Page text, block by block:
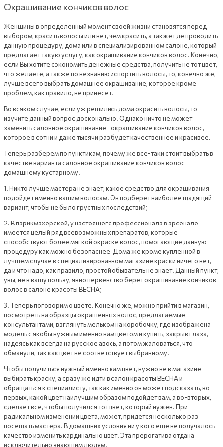
Окрашивание кончиков волос
Женщины в определенный момент своей жизни становятся перед
выбором, красить волосы или нет, чем красить, а также где проводить
данную процедуру, дома или в специализированном салоне, который
предлагает такую услугу, как окрашивание кончиков волос. Конечно,
если Вы хотите сэкономить денежные средства, получить не тот цвет,
что желаете, а также по незнанию испортить волосы, то, конечно же,
лучше всего выбрать домашнее окрашивание, которое кроме
проблем, как правило, не принесет.
Во всяком случае, если уж решились дома окрасить волосы, то
изучите данный вопрос досконально. Однако ничто не может
заменить салонное окрашивание - окрашивание кончиков волос,
которое в сотни и даже тысячи раз будет качественнее и красивее.
Теперь разберем по пунктикам, почему же все-таки стоит выбрать в
качестве варианта салонное окрашивание кончиков волос -
домашнему кустарному.
1. Никто лучше мастера не знает, какое средство для окрашивания
подойдет именно вашим волосам. Он подберет наиболее щадящий
вариант, чтобы не было грустных последствий;
2. В парикмахерской, у настоящего профессионала в арсенале
имеется целый ряд всевозможных препаратов, которые
способствуют более мягкой окраске волос, помогающие данную
процедуру как можно безопаснее. Дома же кроме купленной в
лучшем случае в специализированном магазине краски ничего нет,
да и что надо, как правило, простой обыватель не знает. Данный пункт,
увы, не в вашу пользу, явно первенство берет окрашивание кончиков
волос в салоне красоты ВЕСНА;
3. Теперь поговорим о цвете. Конечно же, можно прийти в магазин,
посмотреть на образцы окрашенных волос, предлагаемые
консультантами, взглянуть мельком на коробочку, где изображена
модель с якобы нужным именно нам цветом и купить, закрыв глаза,
надеясь как всегда на русское авось, а потом жаловаться, что
обманули, так как цвет не соответствует выбранному.
Чтобы получиться нужный именно вам цвет, нужно не в магазине
выбирать краску, а сразу же идти в салон красоты ВЕСНА и
обращаться к специалисту, так как именно он может подсказать, во-
первых, какой цвет наилучшим образом подойдет вам, а во-вторых,
сделает все, чтобы получился тот цвет, который нужен. При
радикальном изменении цвета, может, придется несколько раз
посещать мастера. В домашних условия ни у кого еще не получалось
качество изменить кардинально цвет. Эта прерогатива отдана
исключительно знающим людям.